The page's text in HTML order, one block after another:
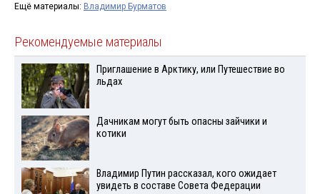
Ещё материалы: Владимир Бурматов
Рекомендуемые материалы
Приглашение в Арктику, или Путешествие во
льдах
Дачникам могут быть опасны зайчики и
котики
Владимир Путин рассказал, кого ожидает
увидеть в составе Совета Федерации